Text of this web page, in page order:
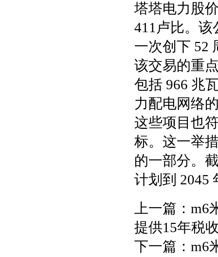
塔塔电力股
411卢比。该
一次创下 52
该交易的重
包括 966 兆
力配电网络
这些项目也
标。这一举
的一部分。
计划到 2045
上一篇： m6
提供15年税
下一篇： m6